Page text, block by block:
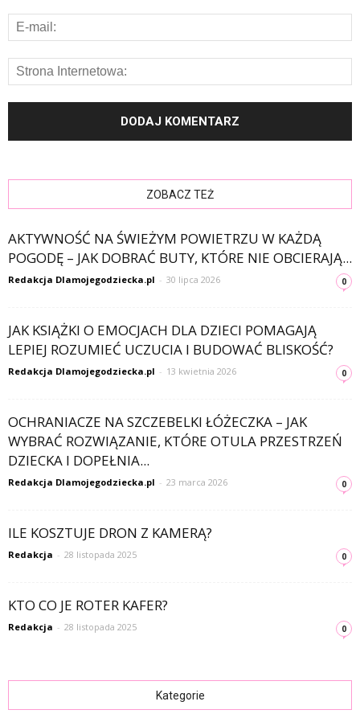
ZOBACZ TEŻ
AKTYWNOŚĆ NA ŚWIEŻYM POWIETRZU W KAŻDĄ
POGODĘ – JAK DOBRAĆ BUTY, KTÓRE NIE OBCIERAJĄ...
Redakcja Dlamojegodziecka.pl - 30 lipca 2026 0
JAK KSIĄŻKI O EMOCJACH DLA DZIECI POMAGAJĄ
LEPIEJ ROZUMIEĆ UCZUCIA I BUDOWAĆ BLISKOŚĆ?
Redakcja Dlamojegodziecka.pl - 13 kwietnia 2026 0
OCHRANIACZE NA SZCZEBELKI ŁÓŻECZKA – JAK
WYBRAĆ ROZWIĄZANIE, KTÓRE OTULA PRZESTRZEŃ
DZIECKA I DOPEŁNIA...
Redakcja Dlamojegodziecka.pl - 23 marca 2026 0
ILE KOSZTUJE DRON Z KAMERĄ?
Redakcja - 28 listopada 2025 0
KTO CO JE ROTER KAFER?
Redakcja - 28 listopada 2025 0
Kategorie